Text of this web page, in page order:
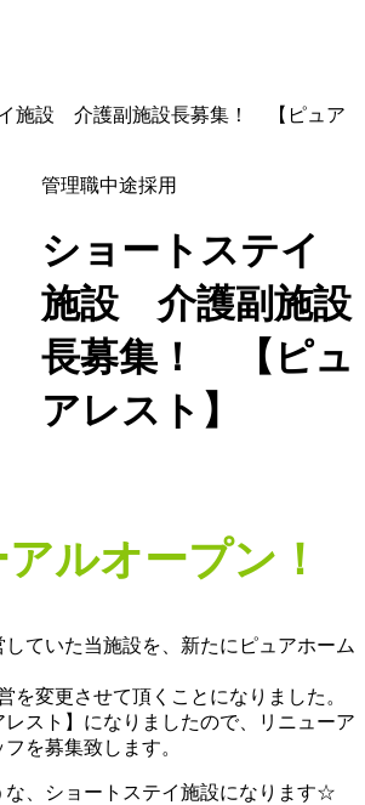
施設 介護副施設長募集！ 【ピュア
管理職中途採用
ショートステイ
施設 介護副施設
長募集！ 【ピュ
アレスト】
ルオープン！
ていた当施設を、新たにピュアホーム
を変更させて頂くことになりました。
スト】になりましたので、リニューア
を募集致します。
な、ショートステイ施設になります☆